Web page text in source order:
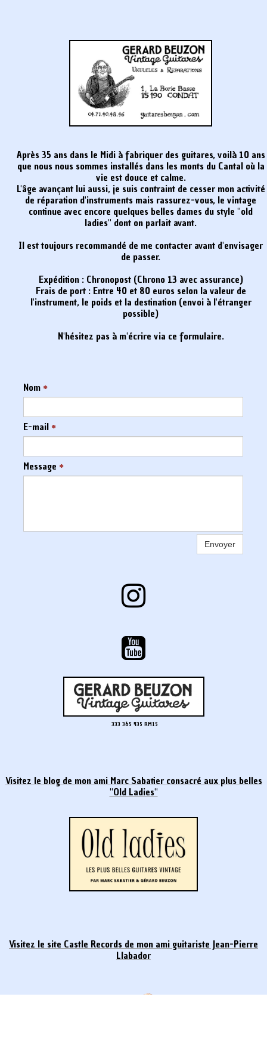
Après 35 ans dans le Midi à fabriquer des guitares, voilà 10 ans
que nous nous sommes installés dans les monts du Cantal où la
vie est douce et calme.
L'âge avançant lui aussi, je suis contraint de cesser mon activité
de réparation d'instruments mais rassurez-vous, le vintage
continue avec encore quelques belles dames du style "old
ladies" dont on parlait avant.
Il est toujours recommandé de me contacter avant d'envisager
de passer.
Expédition : Chronopost (Chrono 13 avec assurance)
Frais de port : Entre 40 et 80 euros selon la valeur de
l'instrument, le poids et la destination (envoi à l'étranger
possible)
N'hésitez pas à m'écrire via ce formulaire.
Nom *
E-mail *
Message *
Envoyer


333 365 435 RM15
Visitez le blog de mon ami Marc Sabatier consacré aux plus belles
"Old Ladies"
Visitez le site Castle Records de mon ami guitariste Jean-Pierre
Llabador